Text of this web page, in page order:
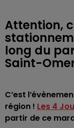
Attention,
long du
Saint-
C’est
région ! Les 4
partir de ce